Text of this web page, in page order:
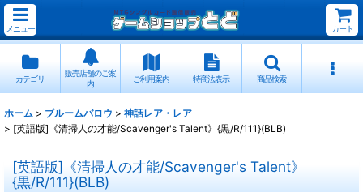
メニュー カート
カテゴリ
販売店舗のご案
内
ご利用案内 特商法表示 商品検索
ホーム > ブルームバロウ > 神話レア・レア
> [英語版]《清掃人の才能/Scavenger's Talent》{黒/R/111}(BLB)
[英語版]《清掃人の才能/Scavenger's Talent》
{黒/R/111}(BLB)